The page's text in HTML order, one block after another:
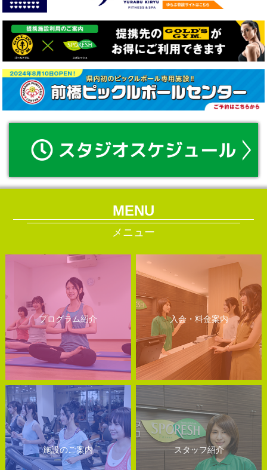
MENU
メニュー
プログラム紹介 入会・料金案内
施設のご案内 スタッフ紹介